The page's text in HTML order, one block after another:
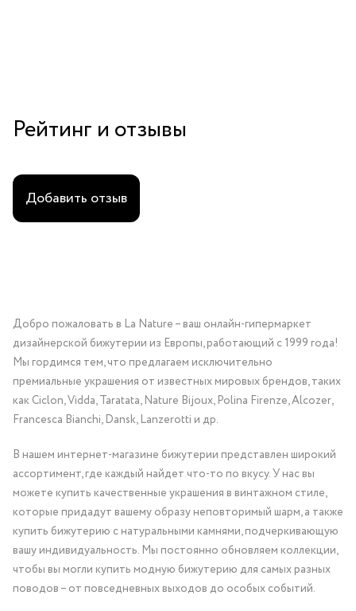
Рейтинг и отзывы
Добавить отзыв
Добро пожаловать в La Nature – ваш онлайн-гипермаркет
дизайнерской бижутерии из Европы, работающий с 1999 года!
Мы гордимся тем, что предлагаем исключительно
премиальные украшения от известных мировых брендов, таких
как Ciclon, Vidda, Taratata, Nature Bijoux, Polina Firenze, Alcozer,
Francesca Bianchi, Dansk, Lanzerotti и др.
В нашем интернет-магазине бижутерии представлен широкий
ассортимент, где каждый найдет что-то по вкусу. У нас вы
можете купить качественные украшения в винтажном стиле,
которые придадут вашему образу неповторимый шарм, а также
купить бижутерию с натуральными камнями, подчеркивающую
вашу индивидуальность. Мы постоянно обновляем коллекции,
чтобы вы могли купить модную бижутерию для самых разных
поводов – от повседневных выходов до особых событий.